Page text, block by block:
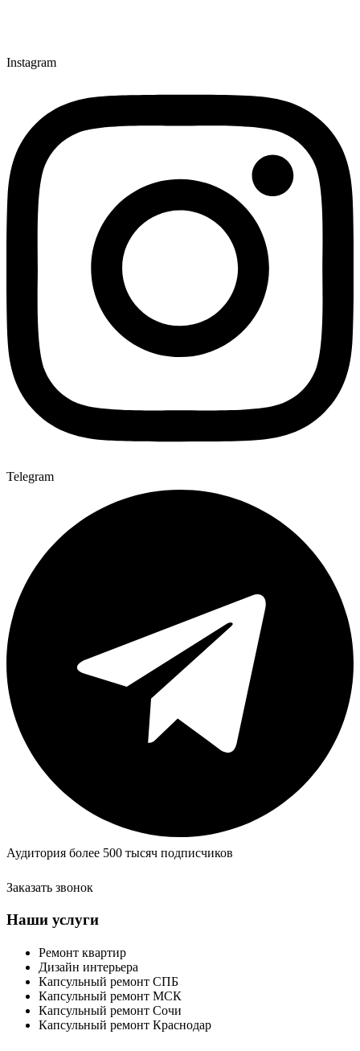
Instagram
Telegram
Аудитория более 500 тысяч подписчиков
Заказать звонок
Наши услуги
Ремонт квартир
Дизайн интерьера
Капсульный ремонт СПБ
Капсульный ремонт МСК
Капсульный ремонт Сочи
Капсульный ремонт Краснодар